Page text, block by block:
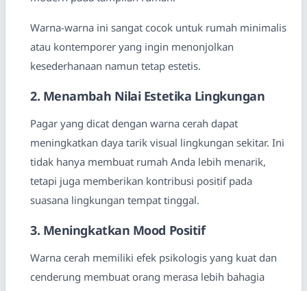
Warna-warna ini sangat cocok untuk rumah minimalis
atau kontemporer yang ingin menonjolkan
kesederhanaan namun tetap estetis.
2. Menambah Nilai Estetika Lingkungan
Pagar yang dicat dengan warna cerah dapat
meningkatkan daya tarik visual lingkungan sekitar. Ini
tidak hanya membuat rumah Anda lebih menarik,
tetapi juga memberikan kontribusi positif pada
suasana lingkungan tempat tinggal.
3. Meningkatkan Mood Positif
Warna cerah memiliki efek psikologis yang kuat dan
cenderung membuat orang merasa lebih bahagia